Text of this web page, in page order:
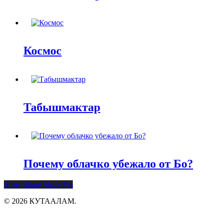
Космос
Табышмактар
Почему облачко убежало от Бо?
Share Share Share Pin
© 2026 КУТААЛАМ.